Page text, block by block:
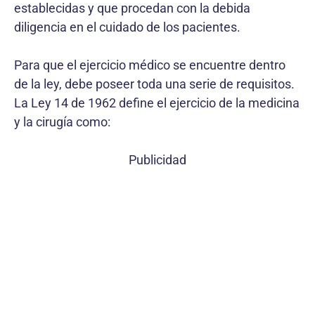
establecidas y que procedan con la debida
diligencia en el cuidado de los pacientes.
Para que el ejercicio médico se encuentre dentro
de la ley, debe poseer toda una serie de requisitos.
La Ley 14 de 1962 define el ejercicio de la medicina
y la cirugía como:
Publicidad